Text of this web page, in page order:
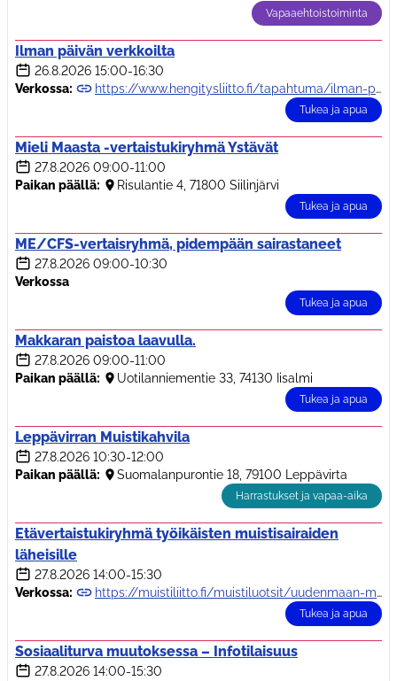
Vapaaehtoistoiminta
Ilman päivän verkkoilta
26.8.2026 15:00-16:30
Verkossa:
https://www.hengitysliitto.fi/tapahtuma/ilman-paivan-verkkotapahtuma/
Tukea ja apua
Mieli Maasta -vertaistukiryhmä Ystävät
27.8.2026 09:00-11:00
Paikan päällä:
Risulantie 4, 71800 Siilinjärvi
Tukea ja apua
ME/CFS-vertaisryhmä, pidempään sairastaneet
27.8.2026 09:00-10:30
Verkossa
Tukea ja apua
Makkaran paistoa laavulla.
27.8.2026 09:00-11:00
Paikan päällä:
Uotilanniementie 33, 74130 Iisalmi
Tukea ja apua
Leppävirran Muistikahvila
27.8.2026 10:30-12:00
Paikan päällä:
Suomalanpurontie 18, 79100 Leppävirta
Harrastukset ja vapaa-aika
Etävertaistukiryhmä työikäisten muistisairaiden
läheisille
27.8.2026 14:00-15:30
Verkossa:
https://muistiliitto.fi/muistiluotsit/uudenmaan-muistiluotsi/eta-ja-kurssitoimin…
Tukea ja apua
Sosiaaliturva muutoksessa – Infotilaisuus
27.8.2026 14:00-15:30